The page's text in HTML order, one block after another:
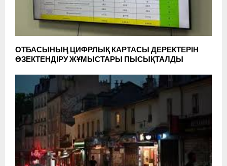
ОТБАСЫНЫҢ ЦИФРЛЫҚ КАРТАСЫ ДЕРЕКТЕРІН
ӨЗЕКТЕНДІРУ ЖҰМЫСТАРЫ ПЫСЫҚТАЛДЫ